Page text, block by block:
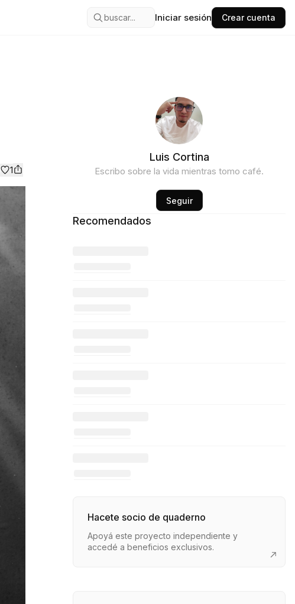
buscar... Iniciar sesión Crear cuenta
1
Luis Cortina
Escribo sobre la vida mientras tomo café.
Seguir
Recomendados
Hacete socio de quaderno
Apoyá este proyecto independiente y
accedé a beneficios exclusivos.